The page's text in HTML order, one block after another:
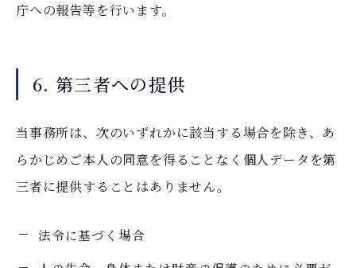
庁への報告等を行います。
6. 第三者への提供
当事務所は、次のいずれかに該当する場合を除き、あ
らかじめご本人の同意を得ることなく個人データを第
三者に提供することはありません。
法令に基づく場合